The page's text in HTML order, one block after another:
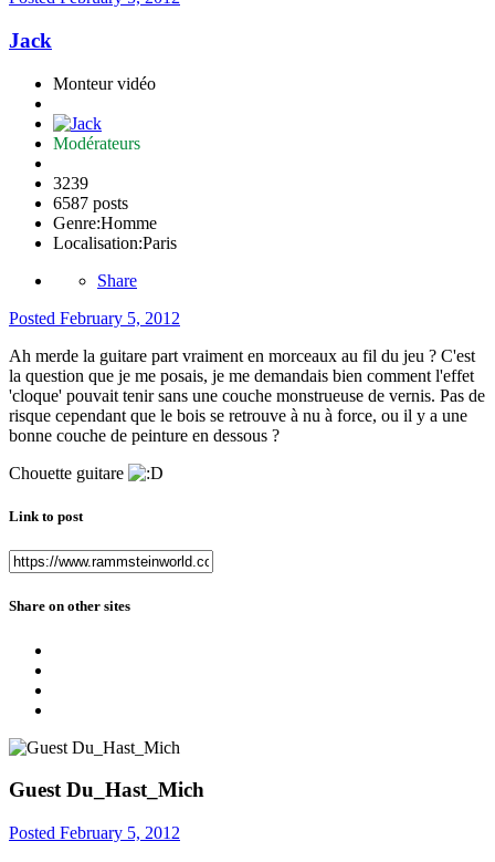
Jack
Monteur vidéo
Modérateurs
3239
6587 posts
Genre:Homme
Localisation:Paris
Share
Posted February 5, 2012
Ah merde la guitare part vraiment en morceaux au fil du jeu ? C'est
la question que je me posais, je me demandais bien comment l'effet
'cloque' pouvait tenir sans une couche monstrueuse de vernis. Pas de
risque cependant que le bois se retrouve à nu à force, ou il y a une
bonne couche de peinture en dessous ?
Chouette guitare
Link to post
Share on other sites
Guest Du_Hast_Mich
Posted February 5, 2012